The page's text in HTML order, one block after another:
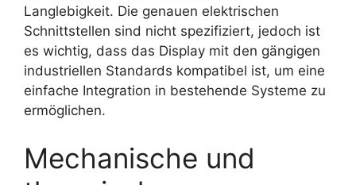
Langlebigkeit. Die genauen elektrischen
Schnittstellen sind nicht spezifiziert, jedoch ist
es wichtig, dass das Display mit den gängigen
industriellen Standards kompatibel ist, um eine
einfache Integration in bestehende Systeme zu
ermöglichen.
Mechanische und